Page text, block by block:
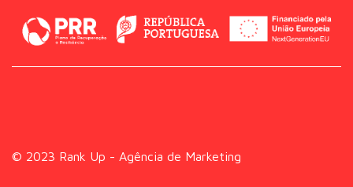
© 2023 Rank Up - Agência de Marketing